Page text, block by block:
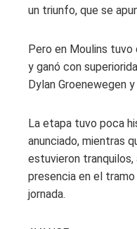
un triunfo, que se
Pero en Moulins
y ganó con
Dylan Groenewegen
La etapa tuvo poca
anunciado, mientras
estuvieron tranquilos,
presencia en el
jornada.